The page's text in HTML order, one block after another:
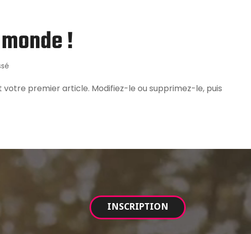
!
votre premier article. Modifiez-le ou supprimez-le, puis
INSCRIPTION